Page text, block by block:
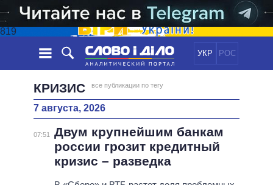
819
УКР РОС
НОВОСТИ
ЛЕНТА
СОБЫТИЯ
СТАТЬИ
МНЕНИЯ
ЭКОНОМИКА
ОБЩЕСТВО
МИР
ПОЛИТИКИ
ВСЕ ПОЛИТИКИИНФОГРАФИКА
КРИЗИС все публикации по тегу
7 августа, 2026
07:51
Двум крупнейшим банкам
россии грозит кредитный
кризис – разведка